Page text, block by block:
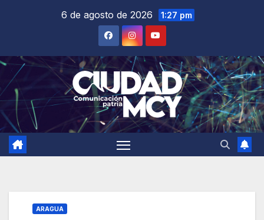
6 de agosto de 2026 1:27 pm
ARAGUA